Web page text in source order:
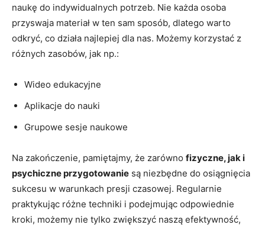
naukę do indywidualnych potrzeb.⁤ Nie każda ⁤osoba
przyswaja materiał w ten sam sposób, dlatego warto‌
odkryć,⁣ co działa najlepiej dla nas. Możemy korzystać z
różnych zasobów, jak np.:
Wideo edukacyjne
Aplikacje do⁤ nauki
Grupowe sesje naukowe
Na zakończenie, pamiętajmy, że zarówno fizyczne, jak i
psychiczne przygotowanie są‌ niezbędne do osiągnięcia
sukcesu ⁤w⁣ warunkach presji czasowej. Regularnie
praktykując​ różne techniki i podejmując odpowiednie
kroki, możemy nie tylko zwiększyć naszą ⁤efektywność,